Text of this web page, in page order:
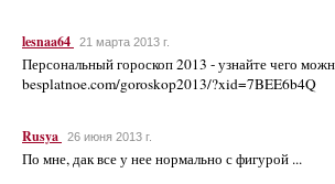
lesnaa64 21 марта 2013 г.
Персональный гороскоп 2013 - узнайте чего
besplatnoe.com/goroskop2013/?xid=7BEE6b4Q
Rusya 26 июня 2013 г.
По мне, дак все у нее нормально с фигурой ...